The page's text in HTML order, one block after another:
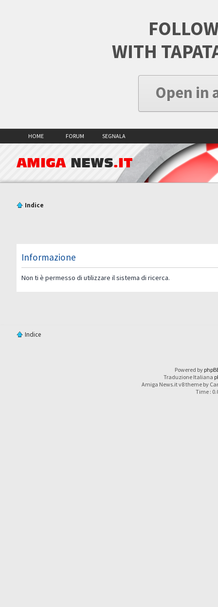
WITH
Open in
HOME FORUM SEGNALA
AMIGA NEWS.IT
Indice
Informazione
Non ti è permesso di utilizzare il sistema di ricerca.
Indice
Powered by
Traduzione Italiana
Amiga News.it v8 theme by
Time :